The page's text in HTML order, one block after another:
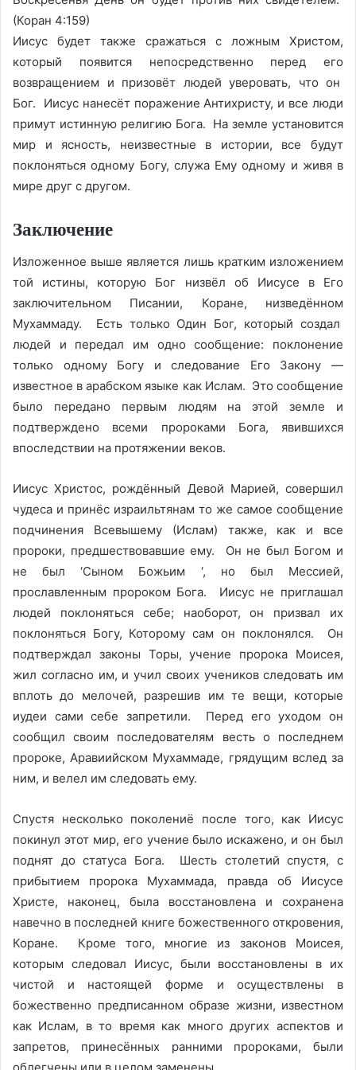
(Коран 4:159)
Иисус будет также сражаться с ложным Христом,
который появится непосредственно перед его
возвращением и призовёт людей уверовать, что он
Бог. Иисус нанесёт поражение Антихристу, и все люди
примут истинную религию Бога. На земле установится
мир и ясность, неизвестные в истории, все будут
поклоняться одному Богу, служа Ему одному и живя в
мире друг с другом.
Заключение
Изложенное выше является лишь кратким изложением
той истины, которую Бог низвёл об Иисусе в Его
заключительном Писании, Коране, низведённом
Мухаммаду. Есть только Один Бог, который создал
людей и передал им одно сообщение: поклонение
только одному Богу и следование Его Закону —
известное в арабском языке как Ислам. Это сообщение
было передано первым людям на этой земле и
подтверждено всеми пророками Бога, явившихся
впоследствии на протяжении веков.
Иисус Христос, рождённый Девой Марией, совершил
чудеса и принёс израильтянам то же самое сообщение
подчинения Всевышему (Ислам) также, как и все
пророки, предшествовавшие ему. Он не был Богом и
не был ‘Сыном Божьим ‘, но был Мессией,
прославленным пророком Бога. Иисус не приглашал
людей поклоняться себе; наоборот, он призвал их
поклоняться Богу, Которому сам он поклонялся. Он
подтверждал законы Торы, учение пророка Моисея,
жил согласно им, и учил своих учеников следовать им
вплоть до мелочей, разрешив им те вещи, которые
иудеи сами себе запретили. Перед его уходом он
сообщил своим последователям весть о последнем
пророке, Аравиийском Мухаммаде, грядущим вслед за
ним, и велел им следовать ему.
Спустя несколько поколениё после того, как Иисус
покинул этот мир, его учение было искажено, и он был
поднят до статуса Бога. Шесть столетий спустя, с
прибытием пророка Мухаммада, правда об Иисусе
Христе, наконец, была восстановлена и сохранена
навечно в последней книге божественного откровения,
Коране. Кроме того, многие из законов Моисея,
которым следовал Иисус, были восстановлены в их
чистой и настоящей форме и осуществлены в
божественно предписанном образе жизни, известном
как Ислам, в то время как много других аспектов и
запретов, принесённых ранними пророками, были